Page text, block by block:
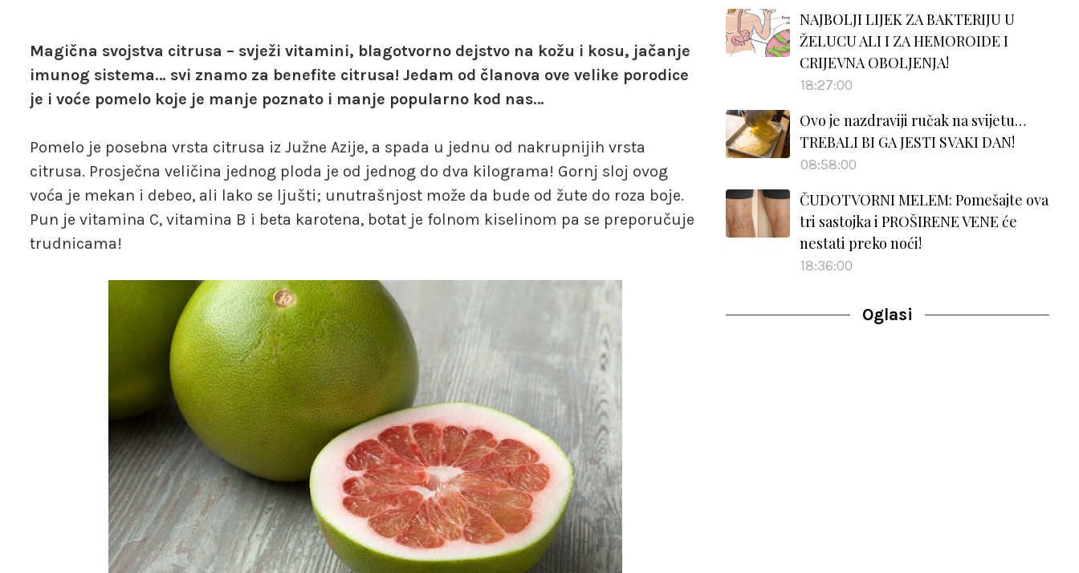
Magična svojstva citrusa – svježi vitamini, blagotvorno dejstvo na kožu i kosu, jačanje
imunog sistema… svi znamo za benefite citrusa! Jedam od članova ove velike porodice
je i voće pomelo koje je manje poznato i manje popularno kod nas…
Pomelo je posebna vrsta citrusa iz Južne Azije, a spada u jednu od nakrupnijih vrsta
citrusa. Prosječna veličina jednog ploda je od jednog do dva kilograma! Gornj sloj ovog
voća je mekan i debeo, ali lako se ljušti; unutrašnjost može da bude od žute do roza boje.
Pun je vitamina C, vitamina B i beta karotena, botat je folnom kiselinom pa se preporučuje
trudnicama!
NAJBOLJI LIJEK ZA BAKTERIJU U
ŽELUCU ALI I ZA HEMOROIDE I
CRIJEVNA OBOLJENJA!
18:27:00
Ovo je nazdraviji ručak na svijetu…
TREBALI BI GA JESTI SVAKI DAN!
08:58:00
ČUDOTVORNI MELEM: Pomešajte ova
tri sastojka i PROŠIRENE VENE će
nestati preko noći!
18:36:00
Oglasi